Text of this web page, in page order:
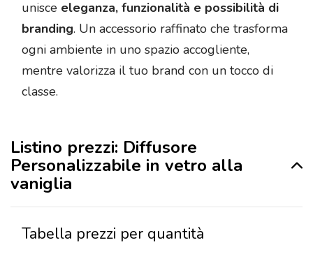
unisce eleganza, funzionalità e possibilità di
branding. Un accessorio raffinato che trasforma
ogni ambiente in uno spazio accogliente,
mentre valorizza il tuo brand con un tocco di
classe.
Listino prezzi: Diffusore
Personalizzabile in vetro alla
vaniglia
Tabella prezzi per quantità